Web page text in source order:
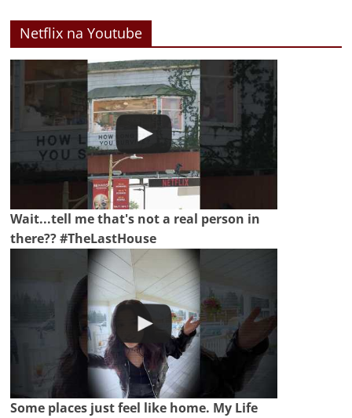
Netflix na Youtube
Wait...tell me that's not a real person in
there?? #TheLastHouse
Some places just feel like home. My Life